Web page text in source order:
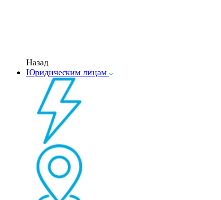
Назад
Юридическим лицам